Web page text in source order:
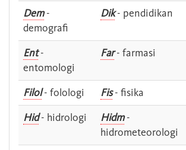
Dem-
demografi
Dik- pendidikan
Ent-
entomologi
Far- farmasi
Filol- folologi Fis- fisika
Hid- hidrologi Hidm-
hidrometeorologi